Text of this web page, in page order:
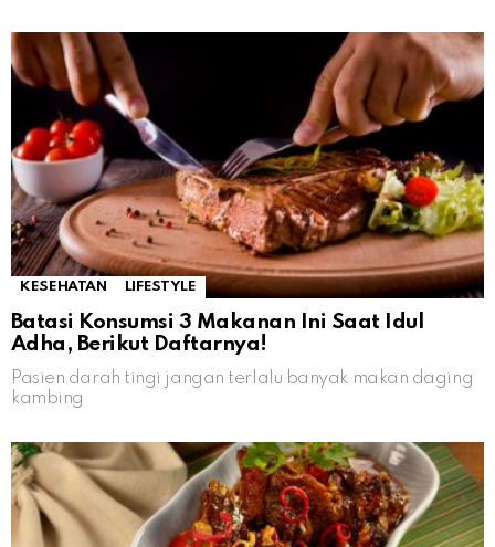
KESEHATAN LIFESTYLE
Batasi Konsumsi 3 Makanan Ini Saat Idul
Adha, Berikut Daftarnya!
Pasien darah tingi jangan terlalu banyak makan daging
kambing